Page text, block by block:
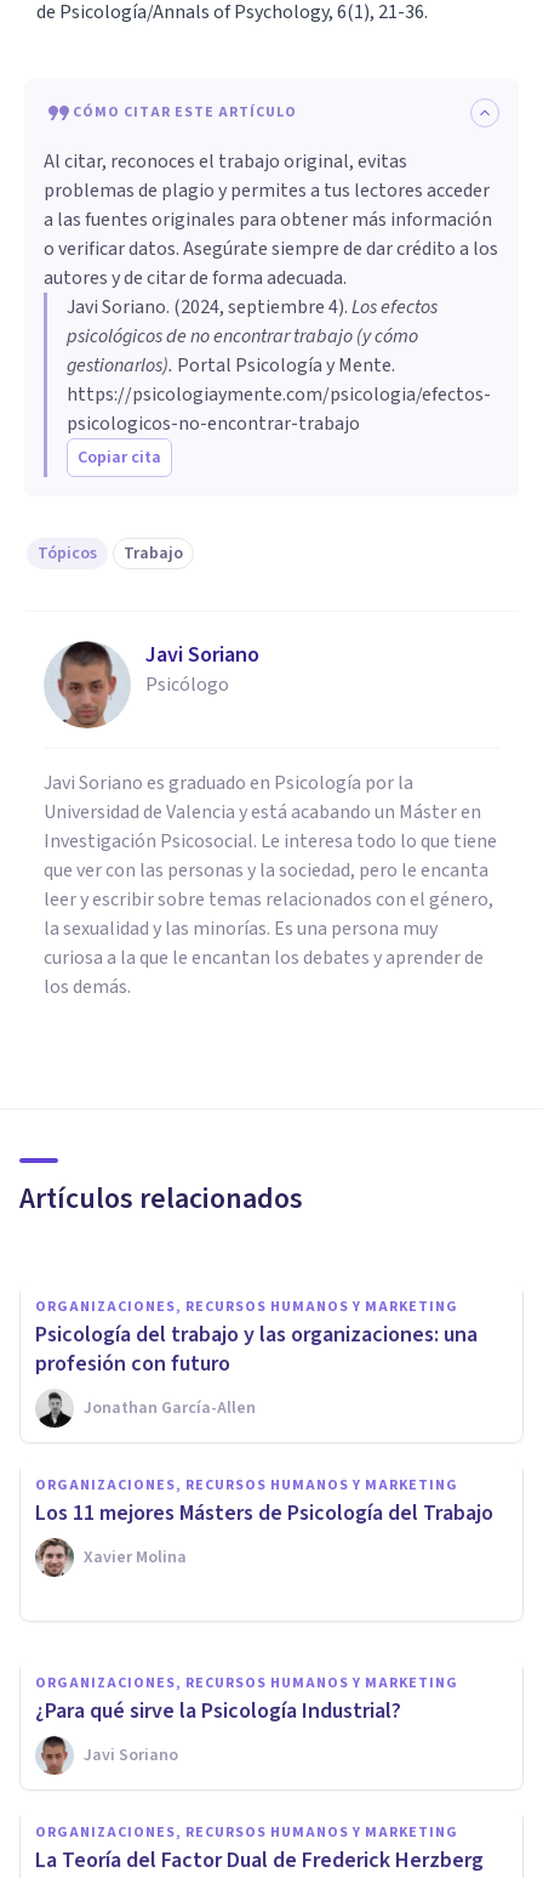
de Psicología/Annals of Psychology, 6(1), 21-36.
CÓMO CITAR ESTE ARTÍCULO
Al citar, reconoces el trabajo original, evitas
problemas de plagio y permites a tus lectores acceder
a las fuentes originales para obtener más información
o verificar datos. Asegúrate siempre de dar crédito a los
autores y de citar de forma adecuada.
Javi Soriano. (2024, septiembre 4).Los efectos
psicológicos de no encontrar trabajo (y cómo
gestionarlos). Portal Psicología y Mente.
https://psicologiaymente.com/psicologia/efectos-
psicologicos-no-encontrar-trabajo
Copiar cita
Tópicos Trabajo
Javi Soriano
Psicólogo
Javi Soriano es graduado en Psicología por la
Universidad de Valencia y está acabando un Máster en
Investigación Psicosocial. Le interesa todo lo que tiene
que ver con las personas y la sociedad, pero le encanta
leer y escribir sobre temas relacionados con el género,
la sexualidad y las minorías. Es una persona muy
curiosa a la que le encantan los debates y aprender de
los demás.
Artículos relacionados
Abraham Maslow
ORGANIZACIONES, RECURSOS HUMANOS Y MARKETING
​Psicología del trabajo y las organizaciones: una
profesión con futuro
Jonathan García-Allen
ORGANIZACIONES, RECURSOS HUMANOS Y MARKETING
Los 11 mejores Másters de Psicología del Trabajo
Xavier Molina
ORGANIZACIONES, RECURSOS HUMANOS Y MARKETING
¿Cómo valoran la
Responsabilidad Social
Corporativa los empleados?
ORGANIZACIONES, RECURSOS HUMANOS Y MARKETING
¿Para qué sirve la Psicología Industrial?
Javi Soriano
ORGANIZACIONES, RECURSOS HUMANOS Y MARKETING
La Teoría del Factor Dual de Frederick Herzberg